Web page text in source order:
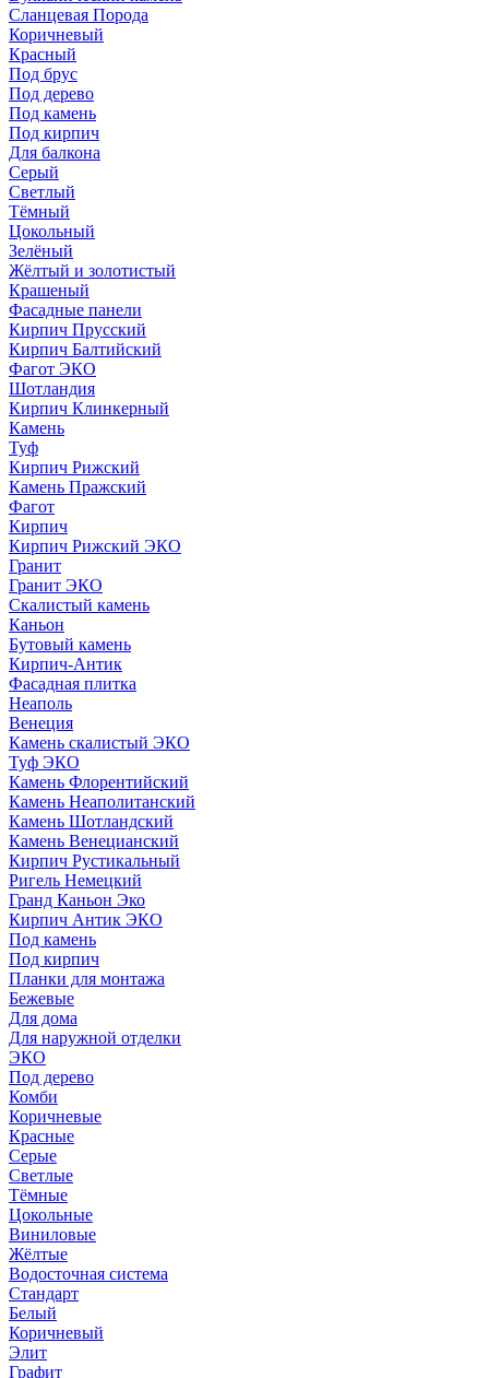
Сланцевая Порода
Коричневый
Красный
Под брус
Под дерево
Под камень
Под кирпич
Для балкона
Серый
Светлый
Тёмный
Цокольный
Зелёный
Жёлтый и золотистый
Крашеный
Фасадные панели
Кирпич Прусский
Кирпич Балтийский
Фагот ЭКО
Шотландия
Кирпич Клинкерный
Камень
Туф
Кирпич Рижский
Камень Пражский
Фагот
Кирпич
Кирпич Рижский ЭКО
Гранит
Гранит ЭКО
Скалистый камень
Каньон
Бутовый камень
Кирпич-Антик
Фасадная плитка
Неаполь
Венеция
Камень скалистый ЭКО
Туф ЭКО
Камень Флорентийский
Камень Неаполитанский
Камень Шотландский
Камень Венецианский
Кирпич Рустикальный
Ригель Немецкий
Гранд Каньон Эко
Кирпич Антик ЭКО
Под камень
Под кирпич
Планки для монтажа
Бежевые
Для дома
Для наружной отделки
ЭКO
Под дерево
Комби
Коричневые
Красные
Серые
Светлые
Тёмные
Цокольные
Виниловые
Жёлтые
Водосточная система
Стандарт
Белый
Коричневый
Элит
Графит